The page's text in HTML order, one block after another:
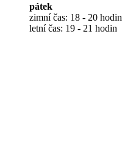
pátek
zimní čas: 18 - 20 hodin
letní čas: 19 - 21 hodin